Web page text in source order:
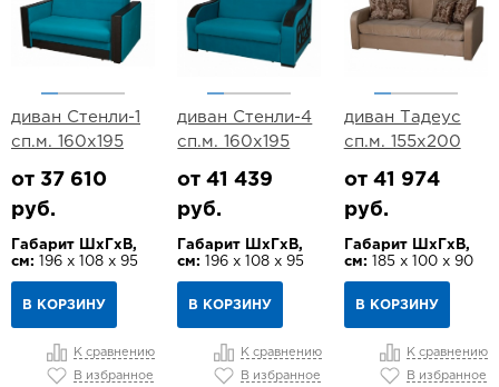
диван Стенли-1
сп.м. 160х195
от 37 610
руб.
Габарит ШхГхВ,
см: 196 х 108 х 95
В КОРЗИНУ
К сравнению
В избранное
диван Стенли-4
сп.м. 160х195
от 41 439
руб.
Габарит ШхГхВ,
см:
196 х 108 х 95
В КОРЗИНУ
К сравнению
В избранное
диван Тадеус
сп.м. 155х200
от 41 974
руб.
Габарит ШхГхВ,
см: 185 х 100 х 90
В КОРЗИНУ
К сравнению
В избранное